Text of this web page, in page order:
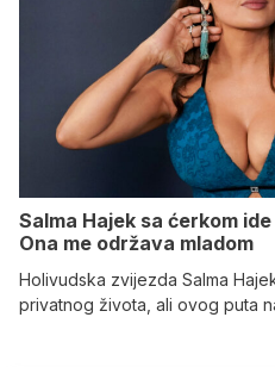
Salma Hajek sa ćerkom
Ona me održava mladom
Holivudska zvijezda Salma
privatnog života, ali ovog puta